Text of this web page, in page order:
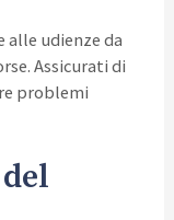
alle udienze da
Assicurati di
problemi